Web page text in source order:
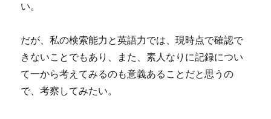
い。
だが、私の検索能力と英語力では、現時点で確認で
きないことでもあり、また、素人なりに記録につい
て一から考えてみるのも意義あることだと思うの
で、考察してみたい。